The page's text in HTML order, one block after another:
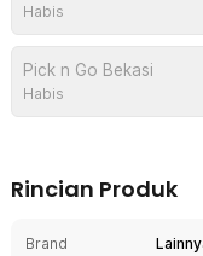
Habis
Pick n Go Bekasi
Habis
Rincian Produk
Brand